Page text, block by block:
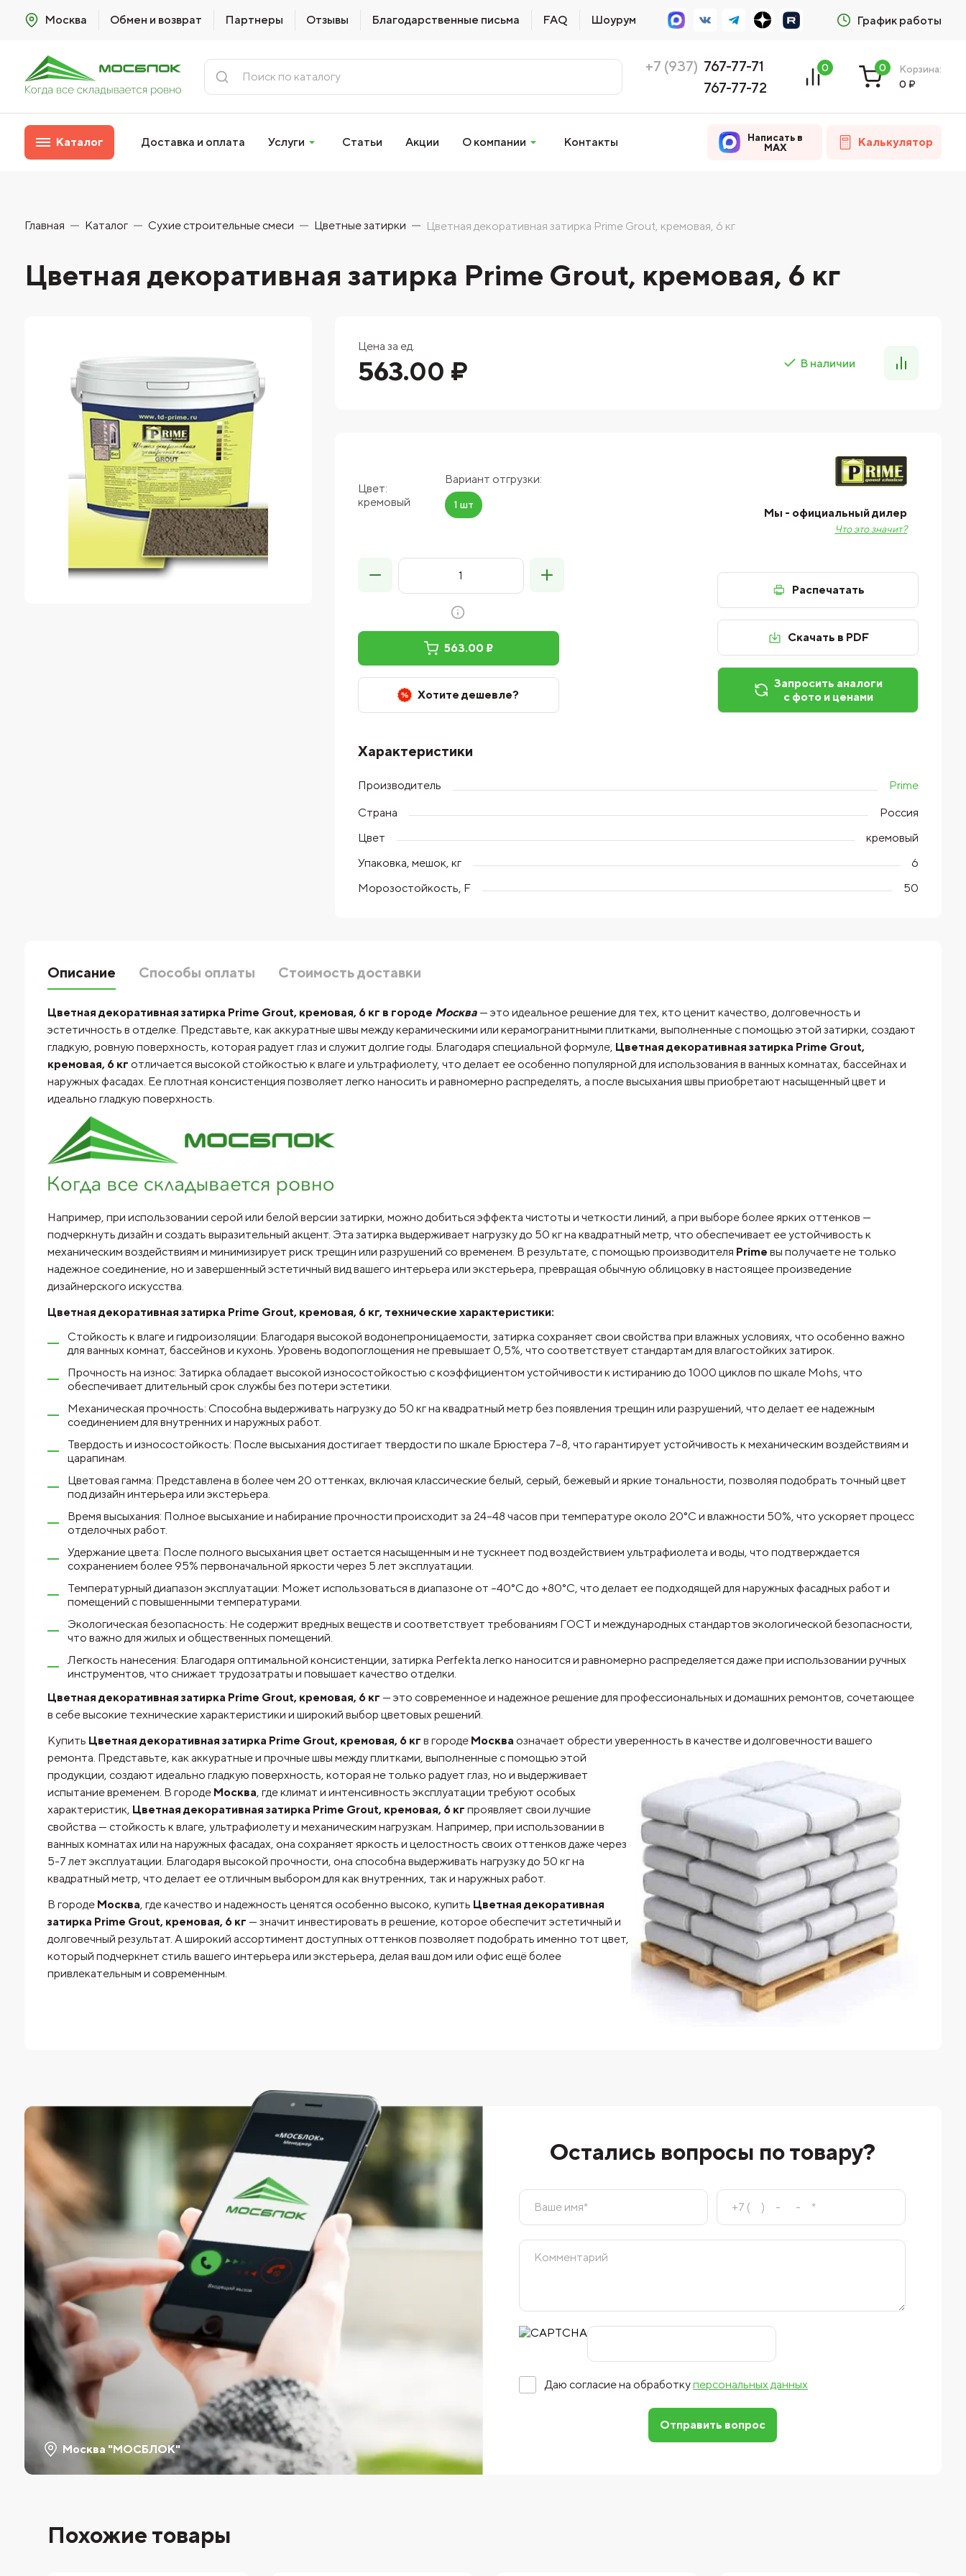
Москва Обмен и возврат Партнеры Отзывы Благодарственные письма FAQ Шоурум График работы
+7 (937) 767-77-71
767-77-72
0 0
Корзина:
0 ₽
Каталог Доставка и оплата Услуги Статьи Акции О компании Контакты
Написать в
MAX
Калькулятор
Главная Каталог Сухие строительные смеси Цветные затирки Цветная декоративная затирка Prime Grout, кремовая, 6 кг
Цветная декоративная затирка Prime Grout, кремовая, 6 кг
Цена за ед.
563.00 ₽ В наличии
Цвет:
кремовый
Вариант отгрузки:
1 шт
Мы - официальный дилер
Что это значит?
563.00 ₽
Хотите дешевле?
Распечатать
Скачать в PDF
Запросить аналоги
с фото и ценами
Характеристики
Производитель
Prime
Страна
Россия
Цвет
кремовый
Упаковка, мешок, кг
6
Морозостойкость, F
50
Описание Способы оплаты Стоимость доставки
Цветная декоративная затирка Prime Grout, кремовая, 6 кг в городе Москва — это идеальное решение для тех, кто ценит качество, долговечность и
эстетичность в отделке. Представьте, как аккуратные швы между керамическими или керамогранитными плитками, выполненные с помощью этой затирки, создают
гладкую, ровную поверхность, которая радует глаз и служит долгие годы. Благодаря специальной формуле, Цветная декоративная затирка Prime Grout,
кремовая, 6 кг отличается высокой стойкостью к влаге и ультрафиолету, что делает ее особенно популярной для использования в ванных комнатах, бассейнах и
наружных фасадах. Ее плотная консистенция позволяет легко наносить и равномерно распределять, а после высыхания швы приобретают насыщенный цвет и
идеально гладкую поверхность.
Например, при использовании серой или белой версии затирки, можно добиться эффекта чистоты и четкости линий, а при выборе более ярких оттенков —
подчеркнуть дизайн и создать выразительный акцент. Эта затирка выдерживает нагрузку до 50 кг на квадратный метр, что обеспечивает ее устойчивость к
механическим воздействиям и минимизирует риск трещин или разрушений со временем. В результате, с помощью производителя Prime вы получаете не только
надежное соединение, но и завершенный эстетичный вид вашего интерьера или экстерьера, превращая обычную облицовку в настоящее произведение
дизайнерского искусства.
Цветная декоративная затирка Prime Grout, кремовая, 6 кг, технические характеристики:
Стойкость к влаге и гидроизоляции: Благодаря высокой водонепроницаемости, затирка сохраняет свои свойства при влажных условиях, что особенно важно
для ванных комнат, бассейнов и кухонь. Уровень водопоглощения не превышает 0,5%, что соответствует стандартам для влагостойких затирок.
Прочность на износ: Затирка обладает высокой износостойкостью с коэффициентом устойчивости к истиранию до 1000 циклов по шкале Mohs, что
обеспечивает длительный срок службы без потери эстетики.
Механическая прочность: Способна выдерживать нагрузку до 50 кг на квадратный метр без появления трещин или разрушений, что делает ее надежным
соединением для внутренних и наружных работ.
Твердость и износостойкость: После высыхания достигает твердости по шкале Брюстера 7–8, что гарантирует устойчивость к механическим воздействиям и
царапинам.
Цветовая гамма: Представлена в более чем 20 оттенках, включая классические белый, серый, бежевый и яркие тональности, позволяя подобрать точный цвет
под дизайн интерьера или экстерьера.
Время высыхания: Полное высыхание и набирание прочности происходит за 24–48 часов при температуре около 20°C и влажности 50%, что ускоряет процесс
отделочных работ.
Удержание цвета: После полного высыхания цвет остается насыщенным и не тускнеет под воздействием ультрафиолета и воды, что подтверждается
сохранением более 95% первоначальной яркости через 5 лет эксплуатации.
Температурный диапазон эксплуатации: Может использоваться в диапазоне от –40°C до +80°C, что делает ее подходящей для наружных фасадных работ и
помещений с повышенными температурами.
Экологическая безопасность: Не содержит вредных веществ и соответствует требованиям ГОСТ и международных стандартов экологической безопасности,
что важно для жилых и общественных помещений.
Легкость нанесения: Благодаря оптимальной консистенции, затирка Perfekta легко наносится и равномерно распределяется даже при использовании ручных
инструментов, что снижает трудозатраты и повышает качество отделки.
Цветная декоративная затирка Prime Grout, кремовая, 6 кг — это современное и надежное решение для профессиональных и домашних ремонтов, сочетающее
в себе высокие технические характеристики и широкий выбор цветовых решений.
Купить Цветная декоративная затирка Prime Grout, кремовая, 6 кг в городе Москва означает обрести уверенность в качестве и долговечности вашего
ремонта. Представьте, как аккуратные и прочные швы между плитками, выполненные с помощью этой
продукции, создают идеально гладкую поверхность, которая не только радует глаз, но и выдерживает
испытание временем. В городе Москва, где климат и интенсивность эксплуатации требуют особых
характеристик, Цветная декоративная затирка Prime Grout, кремовая, 6 кг проявляет свои лучшие
свойства — стойкость к влаге, ультрафиолету и механическим нагрузкам. Например, при использовании в
ванных комнатах или на наружных фасадах, она сохраняет яркость и целостность своих оттенков даже через
5-7 лет эксплуатации. Благодаря высокой прочности, она способна выдерживать нагрузку до 50 кг на
квадратный метр, что делает ее отличным выбором для как внутренних, так и наружных работ.
В городе Москва, где качество и надежность ценятся особенно высоко, купить Цветная декоративная
затирка Prime Grout, кремовая, 6 кг — значит инвестировать в решение, которое обеспечит эстетичный и
долговечный результат. А широкий ассортимент доступных оттенков позволяет подобрать именно тот цвет,
который подчеркнет стиль вашего интерьера или экстерьера, делая ваш дом или офис ещё более
привлекательным и современным.
Москва "МОСБЛОК"
Остались вопросы по товару?
Даю согласие на обработкуперсональных данных
Отправить вопрос
Похожие товары